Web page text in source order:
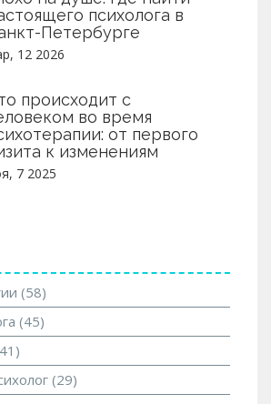
психолога в
Петербурге
12 2026
происходит с
во время
от первого
к изменениям
7 2025
(58)
(45)
(29)